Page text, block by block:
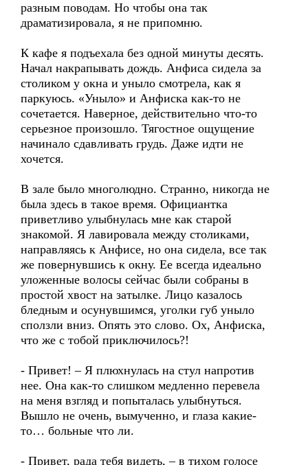
разным поводам. Но чтобы она так
драматизировала, я не припомню.
К кафе я подъехала без одной минуты десять.
Начал накрапывать дождь. Анфиса сидела за
столиком у окна и уныло смотрела, как я
паркуюсь. «Уныло» и Анфиска как-то не
сочетается. Наверное, действительно что-то
серьезное произошло. Тягостное ощущение
начинало сдавливать грудь. Даже идти не
хочется.
В зале было многолюдно. Странно, никогда не
была здесь в такое время. Официантка
приветливо улыбнулась мне как старой
знакомой. Я лавировала между столиками,
направляясь к Анфисе, но она сидела, все так
же повернувшись к окну. Ее всегда идеально
уложенные волосы сейчас были собраны в
простой хвост на затылке. Лицо казалось
бледным и осунувшимся, уголки губ уныло
сползли вниз. Опять это слово. Ох, Анфиска,
что же с тобой приключилось?!
- Привет! – Я плюхнулась на стул напротив
нее. Она как-то слишком медленно перевела
на меня взгляд и попыталась улыбнуться.
Вышло не очень, вымученно, и глаза какие-
то… больные что ли.
- Привет, рада тебя видеть, – в тихом голосе